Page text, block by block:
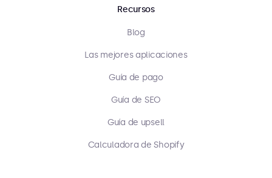
Recursos
Blog
Las mejores aplicaciones
Guía de pago
Guía de SEO
Guía de upsell
Calculadora de Shopify